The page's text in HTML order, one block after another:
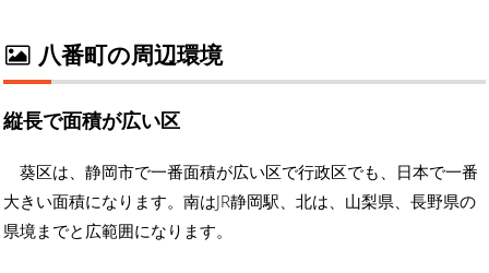
八番町の周辺環境
縦長で面積が広い区
葵区は、静岡市で一番面積が広い区で行政区でも、日本で一番
大きい面積になります。南はJR静岡駅、北は、山梨県、長野県の
県境までと広範囲になります。